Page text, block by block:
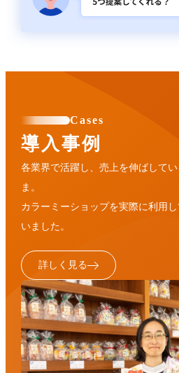
Cases
導入事例
各業界で活躍し、売上を伸ばして
ま。
カラーミーショップを実際に利用
いました。
詳しく見る